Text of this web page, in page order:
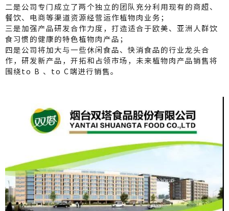
二是公司专门成立了两个独立的团队充分利用现有的商超、
餐饮、电商等渠道资源经营运作植物肉业务；
三是加强产品研发合作力度，打造适合于欧美、亚洲人群饮
食习惯的健康的特色植物肉产品；
四是公司将加大与一些休闲食品、快消食品的行业龙头合
作，研发新产品，开拓和占领市场，未来植物肉产品销售将
围绕to B 、to C端进行销售。